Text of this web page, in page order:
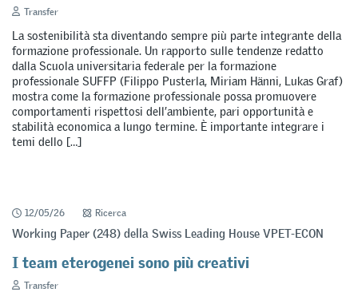
Transfer
La sostenibilità sta diventando sempre più parte integrante della
formazione professionale. Un rapporto sulle tendenze redatto
dalla Scuola universitaria federale per la formazione
professionale SUFFP (Filippo Pusterla, Miriam Hänni, Lukas Graf)
mostra come la formazione professionale possa promuovere
comportamenti rispettosi dell’ambiente, pari opportunità e
stabilità economica a lungo termine. È importante integrare i
temi dello […]
12/05/26 Ricerca
Working Paper (248) della Swiss Leading House VPET-ECON
I team eterogenei sono più creativi
Transfer